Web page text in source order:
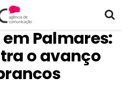
Palmares:
o avanço